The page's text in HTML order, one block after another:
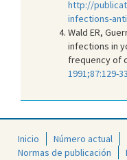
http://
infections-
Wald ER,
infections in
frequency of
1991;87:129-33
Inicio Número actual
Normas de publicación